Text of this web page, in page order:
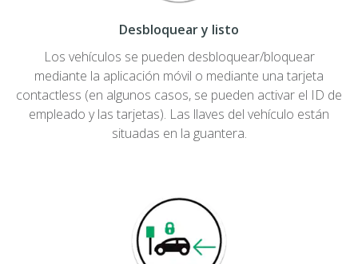
Desbloquear y listo
Los vehículos se pueden desbloquear/bloquear
mediante la aplicación móvil o mediante una tarjeta
contactless (en algunos casos, se pueden activar el ID de
empleado y las tarjetas). Las llaves del vehículo están
situadas en la guantera.